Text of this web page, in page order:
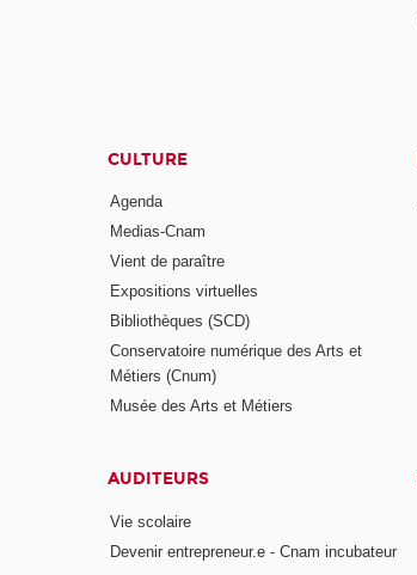
CULTURE
Agenda
Medias-Cnam
Vient de paraître
Expositions virtuelles
Bibliothèques (SCD)
Conservatoire numérique des Arts et
Métiers (Cnum)
Musée des Arts et Métiers
AUDITEURS
Vie scolaire
Devenir entrepreneur.e - Cnam incubateur